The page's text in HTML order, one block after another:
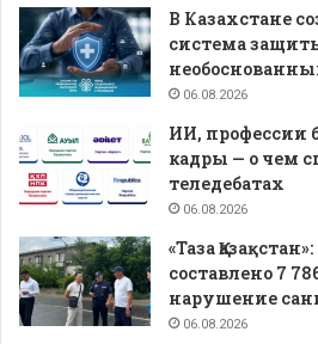
В Казахстане
система
06.08.2026
ИИ, профессии
кадры — о чем
теледебатах
06.08.2026
«Таза
составлено 7
нарушение
06.08.2026